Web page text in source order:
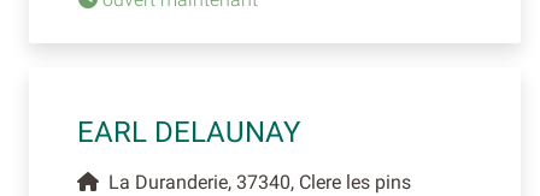
EARL DELAUNAY
La Duranderie, 37340, Clere les pins